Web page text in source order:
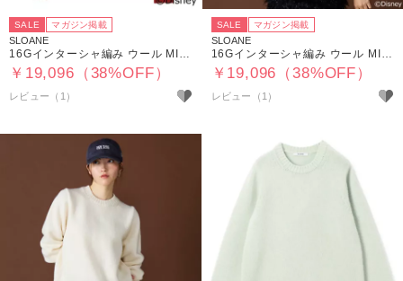
SALE マガジン掲載
SLOANE
￥19,096（38%OFF）
レビュー（1）
SALE マガジン掲載
SLOANE
￥19,096（38%OFF）
レビュー（1）